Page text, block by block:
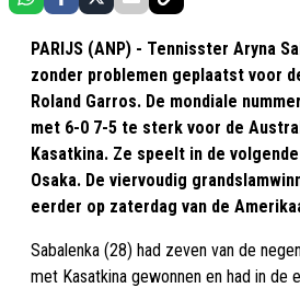
PARIJS (ANP) - Tennisster Aryna
zonder problemen geplaatst voor
Roland Garros. De mondiale
met 6-0 7-5 te sterk voor de
Kasatkina. Ze speelt in de
Osaka. De viervoudig
eerder op zaterdag van de
Sabalenka (28) had zeven van de
met Kasatkina gewonnen en had in de